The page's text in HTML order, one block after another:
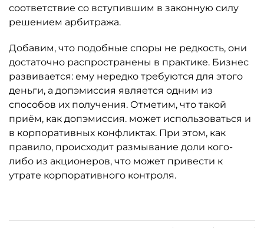
соответствие со вступившим в законную силу
решением арбитража.
Добавим, что подобные споры не редкость, они
достаточно распространены в практике. Бизнес
развивается: ему нередко требуются для этого
деньги, а допэмиссия является одним из
способов их получения. Отметим, что такой
приём, как допэмиссия. может использоваться и
в корпоративных конфликтах. При этом, как
правило, происходит размывание доли кого-
либо из акционеров, что может привести к
утрате корпоративного контроля.